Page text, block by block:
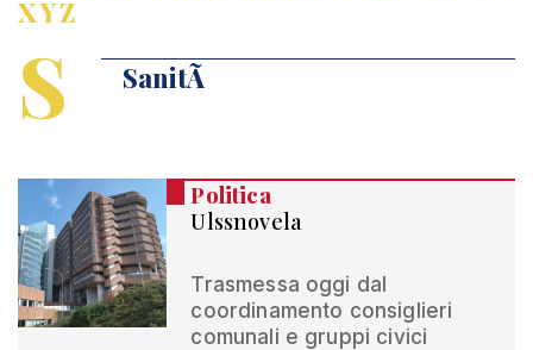
XYZ
S SanitÃ
Politica
Ulssnovela
Trasmessa oggi dal
coordinamento consiglieri
comunali e gruppi civici